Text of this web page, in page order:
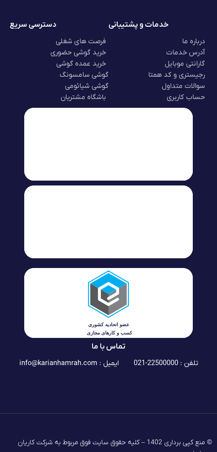
خدمات و پشتیبانی
درباره ما
آدرس خدمات
گارانتی موبایل
رجیستری و کد همتا
سوالات متداول
حساب کاربری
دسترسی سریع
فرصت های شغلی
خرید گوشی حضوری
خرید عمده گوشی
گوشی سامسونگ
گوشی شیائومی
باشگاه مشتریان
تماس با ما
تلفن : 22500000-021 ایمیل : info@karianhamrah.com
© منع کپی برداری 1402 – کلیه حقوق سایت فوق مربوط به شرکت کاریان